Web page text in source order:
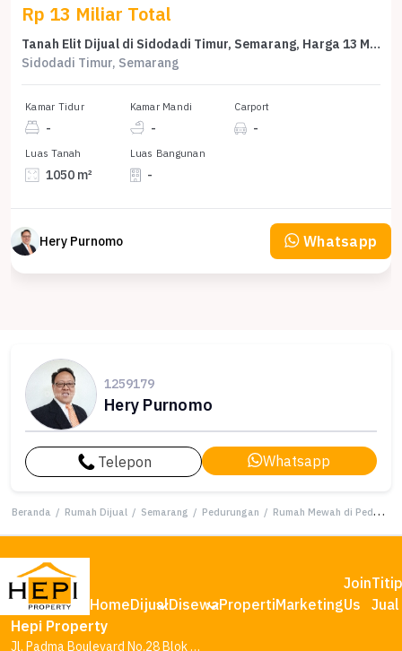
Rp 13 Miliar Total
Tanah Elit Dijual di Sidodadi Timur, Semarang, Harga 13 Miliar
Sidodadi Timur, Semarang
Kamar Tidur
-
Kamar Mandi
-
Carport
-
Luas Tanah
1050 m²
Luas Bangunan
-
Hery Purnomo Whatsapp
1259179
Hery Purnomo
Telepon Whatsapp
Beranda / Rumah Dijual / Semarang / Pedurungan / Rumah Mewah di Pedurungan, Semarang, 2 Kamar Tidur, LT 572m²
HomeDijualDisewaPropertiMarketing
Join
Us
Jual
Hepi Property
Jl. Padma Boulevard No.28 Blok AA1, Tambakharjo, Kec. Semarang Barat, Kota Semarang, Jawa Tengah 50145